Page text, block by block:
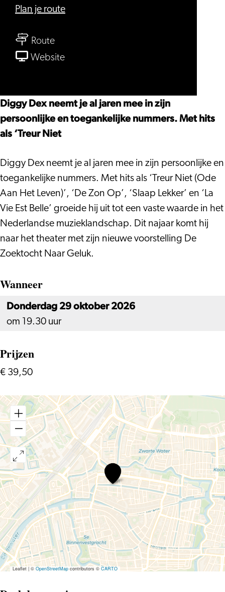
Plan je routenaar
Routenaar
Diggy
Websitevan
Diggy Dex neemt je al jaren mee in zijn
persoonlijke en toegankelijke nummers. Met hits
als ‘Treur Niet
Diggy Dex neemt je al jaren mee in zijn persoonlijke en
toegankelijke nummers. Met hits als ‘Treur Niet (Ode
Aan Het Leven)’, ‘De Zon Op’, ‘Slaap Lekker’ en ‘La
Vie Est Belle’ groeide hij uit tot een vaste waarde in het
Nederlandse muzieklandschap. Dit najaar komt hij
naar het theater met zijn nieuwe voorstelling De
Zoektocht Naar Geluk.
Wanneer
Donderdag 29 oktober 2026
om 19.30 uur
Prijzen
€ 39,50
Diggy
Dex
Leaflet| ©OpenStreetMapcontributors ©CARTO